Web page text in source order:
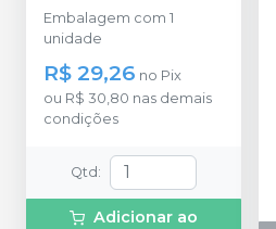
Embalagem com 1
unidade
R$ 29,26 no Pix
ou R$ 30,80 nas demais
condições
Qtd :
Adicionar ao